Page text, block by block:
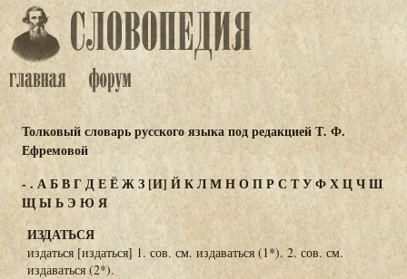
Толковый словарь русского языка под редакцией Т. Ф.
Ефремовой
- . АБВГДЕЁЖЗ [И] ЙКЛМНОПРС ТУФХЦЧШ
ЩЫЬЭ ЮЯ
ИЗДАТЬСЯ
издаться [издаться] 1. сов. см. издаваться (1*). 2. сов. см.
издаваться (2*).